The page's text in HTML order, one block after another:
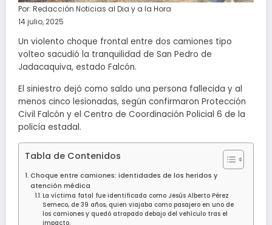
Por: Redacción Noticias al Dia y a la Hora
14 julio, 2025
Un violento choque frontal entre dos camiones tipo
volteo sacudió la tranquilidad de San Pedro de
Jadacaquiva, estado Falcón.
El siniestro dejó como saldo una persona fallecida y al
menos cinco lesionadas, según confirmaron Protección
Civil Falcón y el Centro de Coordinación Policial 6 de la
policía estadal.
Tabla de Contenidos
Choque entre camiones: identidades de los heridos y
atención médica
La víctima fatal fue identificada como Jesús Alberto Pérez
Semeco, de 39 años, quien viajaba como pasajero en uno de
los camiones y quedó atrapado debajo del vehículo tras el
impacto.